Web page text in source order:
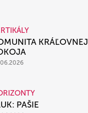
KRÁĽOVNEJ
PAŠIE